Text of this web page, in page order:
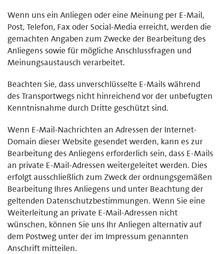
Wenn uns ein Anliegen oder eine Meinung per E-Mail,
Post, Telefon, Fax oder Social-Media erreicht, werden die
gemachten Angaben zum Zwecke der Bearbeitung des
Anliegens sowie für mögliche Anschlussfragen und
Meinungsaustausch verarbeitet.
Beachten Sie, dass unverschlüsselte E-Mails während
des Transportwegs nicht hinreichend vor der unbefugten
Kenntnisnahme durch Dritte geschützt sind.
Wenn E-Mail-Nachrichten an Adressen der Internet-
Domain dieser Website gesendet werden, kann es zur
Bearbeitung des Anliegens erforderlich sein, dass E-Mails
an private E-Mail-Adressen weitergeleitet werden. Dies
erfolgt ausschließlich zum Zweck der ordnungsgemäßen
Bearbeitung Ihres Anliegens und unter Beachtung der
geltenden Datenschutzbestimmungen. Wenn Sie eine
Weiterleitung an private E-Mail-Adressen nicht
wünschen, können Sie uns Ihr Anliegen alternativ auf
dem Postweg unter der im Impressum genannten
Anschrift mitteilen.